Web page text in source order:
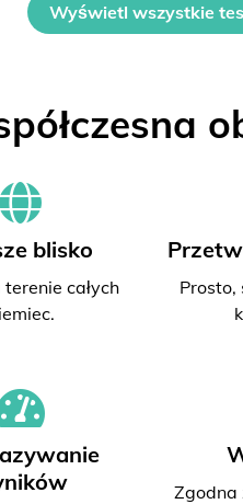
Wyświetl wszystkie
blisko
całych
Prosto,
Zgodna